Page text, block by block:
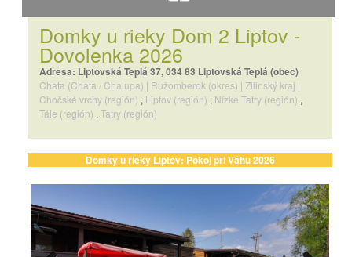
Domky u rieky Dom 2 Liptov -
Dovolenka 2026
Adresa: Liptovská Teplá 37, 034 83 Liptovská Teplá (obec)
Chata (Chata / Chalupa) | Ružomberok (okres) | Žilinský kraj |
Chočské vrchy (región) , Liptov (región) , Nízke Tatry (región) ,
Tále (región) , Tatry (región)
Domky u rieky Liptov: Pokoj pri Váhu 2026